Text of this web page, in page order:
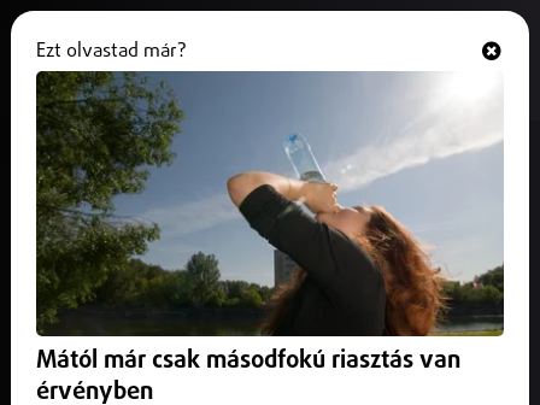
Meghosszabbították az ebzárlatot
a vármegyében
2025. október 10.Szabolcs-Szatmár-Bereg vármegye
Zajlik a rókák veszettség elleni immunizálása.
Ezt olvastad már?
Mától már csak másodfokú riasztás van
érvényben